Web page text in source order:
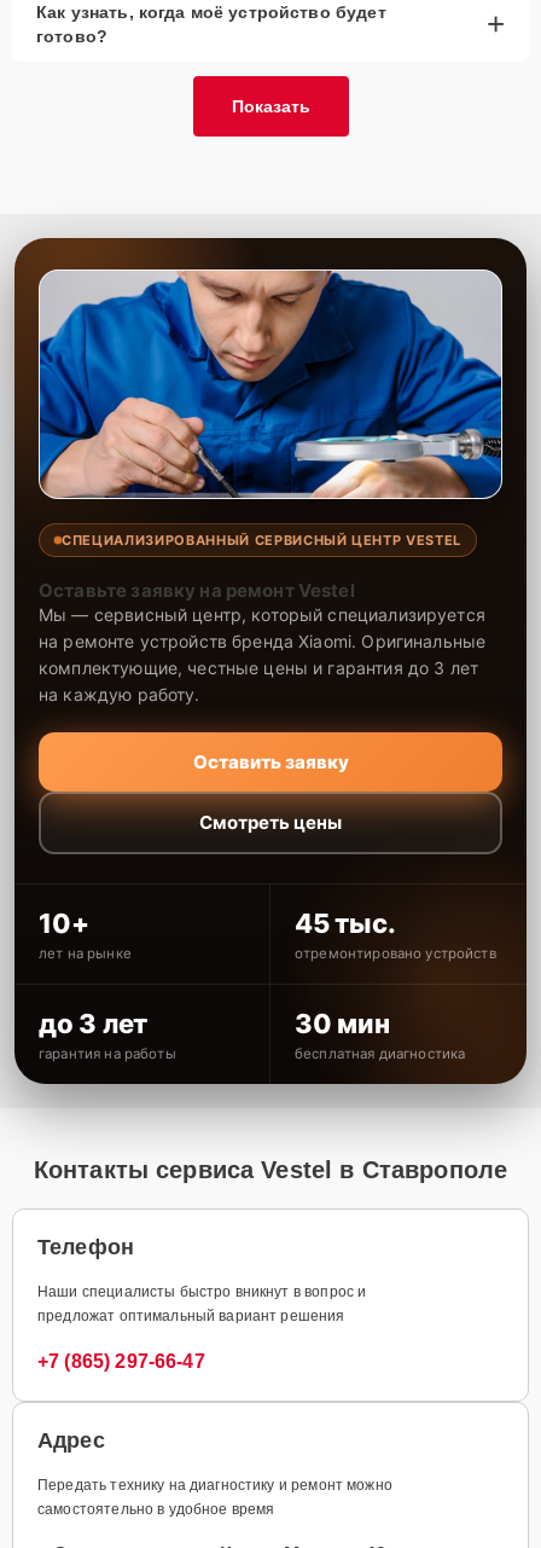
Как узнать, когда моё устройство будет
готово?
+
Показать
СПЕЦИАЛИЗИРОВАННЫЙ СЕРВИСНЫЙ ЦЕНТР VESTEL
Оставьте заявку на ремонт Vestel
Мы — сервисный центр, который специализируется
на ремонте устройств бренда Xiaomi. Оригинальные
комплектующие, честные цены и гарантия до 3 лет
на каждую работу.
Оставить заявку
Смотреть цены
10+
лет на рынке
45 тыс.
отремонтировано устройств
до 3 лет
гарантия на работы
30 мин
бесплатная диагностика
Контакты сервиса Vestel в Ставрополе
Телефон
Наши специалисты быстро вникнут в вопрос и
предложат оптимальный вариант решения
+7 (865) 297-66-47
Адрес
Передать технику на диагностику и ремонт можно
самостоятельно в удобное время